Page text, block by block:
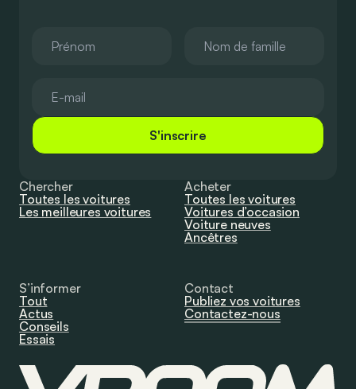
S'inscrire
Chercher
Toutes les voitures
Les meilleures voitures
Acheter
Toutes les voitures
Voitures d’occasion
Voiture neuves
Ancêtres
S’informer
Tout
Actus
Conseils
Essais
Contact
Publiez vos voitures
Contactez-nous